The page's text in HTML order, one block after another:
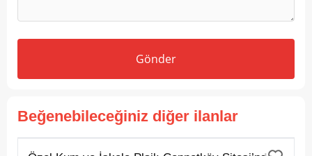
Gönder
Beğenebileceğiniz diğer ilanlar